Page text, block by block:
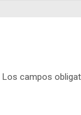
Los campos